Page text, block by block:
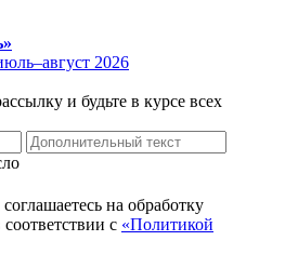
2026
и будьте в курсе всех
на обработку
с «Политикой